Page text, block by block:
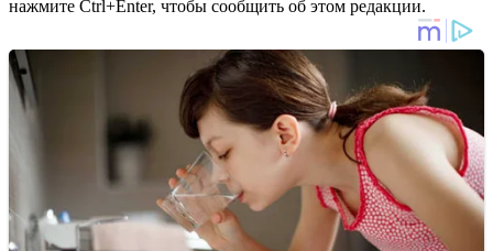
нажмите Ctrl+Enter, чтобы сообщить об этом редакции.